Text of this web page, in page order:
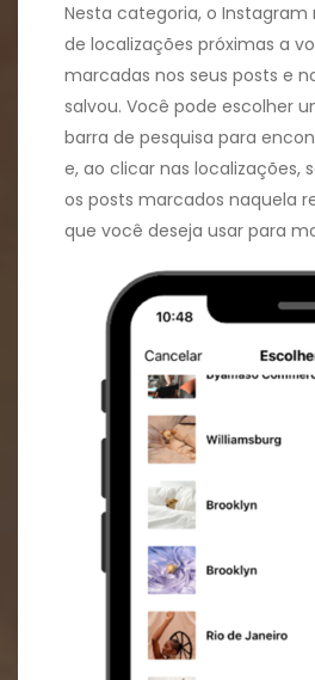
Nesta categoria, o
de localizações próximas a
marcadas nos seus posts e
salvou. Você pode escolher
barra de pesquisa para
e, ao clicar nas localizações,
os posts marcados naquela
que você deseja usar para